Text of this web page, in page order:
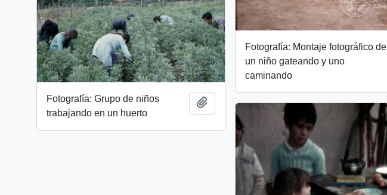
Fotografía: Montaje fotográfico de
un niño gateando y uno
caminando
Fotografía: Grupo de niños
trabajando en un huerto
Add to clipboard